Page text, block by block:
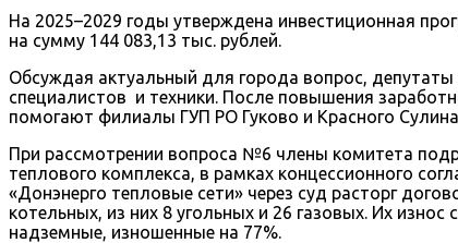
На 2025–2029 годы утверждена инвестиционная
на сумму 144 083,13 тыс. рублей.
Обсуждая актуальный для города вопрос,
специалистов и техники. После повышения
помогают филиалы ГУП РО Гуково и Красного
При рассмотрении вопроса №6 члены комитета
теплового комплекса, в рамках концессионного
«Донэнерго тепловые сети» через суд расторг
котельных, из них 8 угольных и 26 газовых. Их
надземные, изношенные на 77%.